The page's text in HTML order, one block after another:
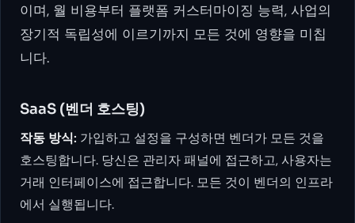
이며, 월 비용부터 플랫폼 커스터마이징 능력, 사업의
장기적 독립성에 이르기까지 모든 것에 영향을 미칩
니다.
SaaS (벤더 호스팅)
작동 방식: 가입하고 설정을 구성하면 벤더가 모든 것을
호스팅합니다. 당신은 관리자 패널에 접근하고, 사용자는
거래 인터페이스에 접근합니다. 모든 것이 벤더의 인프라
에서 실행됩니다.